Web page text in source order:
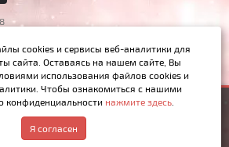
2 700р.
Купить
Обратный звонок
не являются публичной офертой,
РФ.
Написать в MAX
cookies и сервисы веб-аналитики для
сайта. Оставаясь на нашем сайте, Вы
использования файлов cookies и
Чтобы ознакомиться с нашими
конфиденциальности нажмите здесь
Я согласен